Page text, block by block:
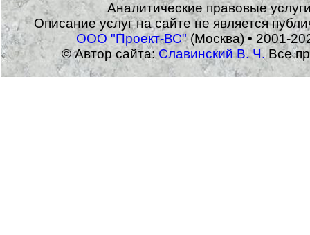
Аналитические правовые
Описание услуг на сайте не является
ООО "Проект-ВС"(Москва) • 2001-
© Автор сайта:Славинский В. Ч.Все